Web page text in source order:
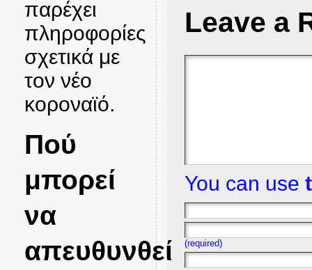
παρέχει
πληροφορίες
σχετικά με
τον νέο
κοροναϊό.
Πού
μπορεί
να
απευθυνθεί
Leave a
You can use
(required)